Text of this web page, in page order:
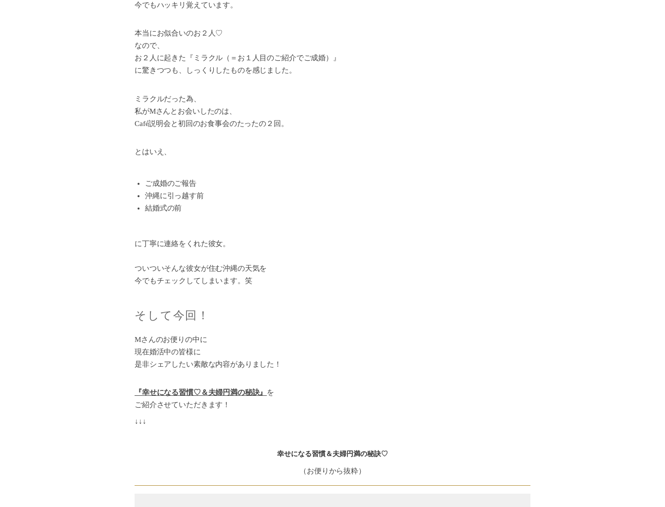
今でもハッキリ覚えています。
本当にお似合いのお２人♡
なので、
お２人に起きた『ミラクル（＝お１人目のご紹介でご成婚）』
に驚きつつも、しっくりしたものを感じました。
ミラクルだった為、
私がMさんとお会いしたのは、
Café説明会と初回のお食事会のたったの２回。
とはいえ、
ご成婚のご報告
沖縄に引っ越す前
結婚式の前
に丁寧に連絡をくれた彼女。
ついついそんな彼女が住む沖縄の天気を
今でもチェックしてしまいます。笑
そして今回！
Mさんのお便りの中に
現在婚活中の皆様に
是非シェアしたい素敵な内容がありました！
『幸せになる習慣♡＆夫婦円満の秘訣』
を
ご紹介させていただきます！
↓↓↓
幸せになる習慣＆夫婦円満の秘訣♡
（お便りから抜粋）